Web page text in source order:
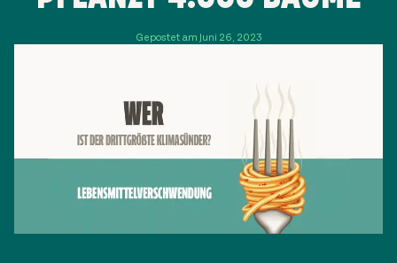
Gepostet am Juni 26, 2023